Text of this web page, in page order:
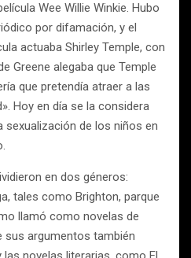
Wee Willie Winkie. Hubo
por difamación, y el
actuaba Shirley Temple, con
Greene alegaba que Temple
que pretendía atraer a las
Hoy en día se la considera
de los niños en
en dos géneros:
tales como Brighton, parque
llamó como novelas de
sus argumentos también